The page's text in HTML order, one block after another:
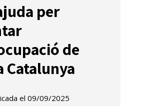
per
de
Catalunya
el 09/09/2025